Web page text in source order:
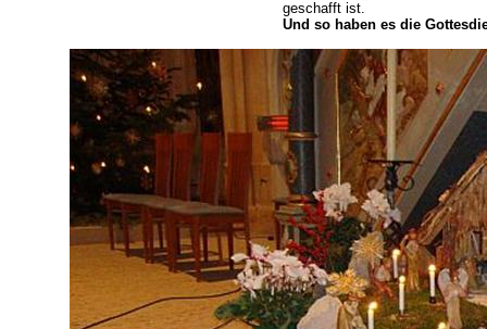
geschafft ist.
Und so haben es die